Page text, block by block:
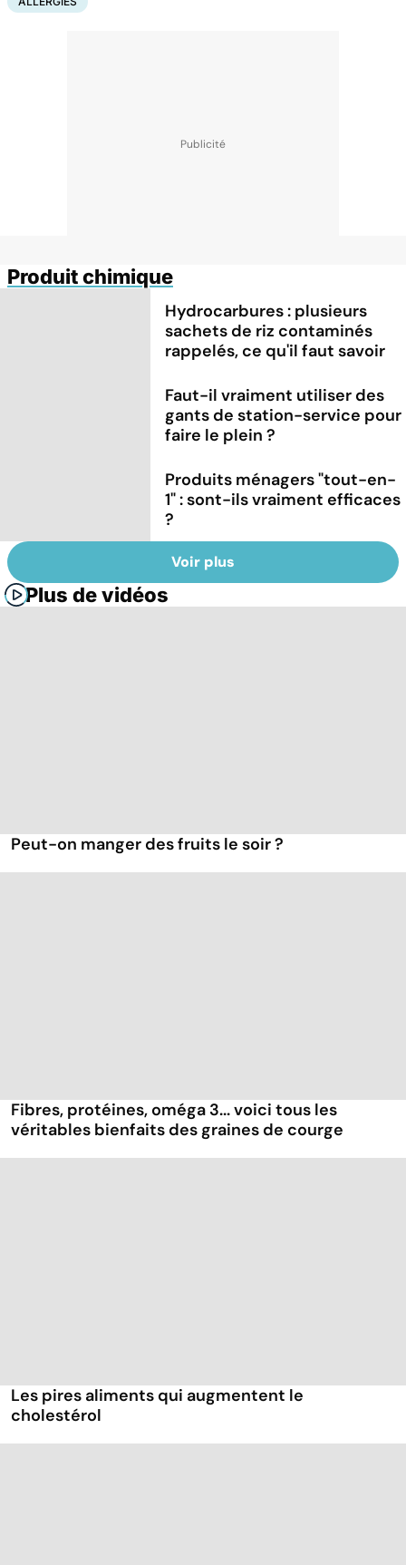
Produit chimique
Hydrocarbures : plusieurs
sachets de riz contaminés
rappelés, ce qu'il faut savoir
Faut-il vraiment utiliser des
gants de station-service pour
faire le plein ?
Produits ménagers "tout-en-
1" : sont-ils vraiment efficaces
?
Voir plus
Plus de vidéos
Peut-on manger des fruits le soir ?
Fibres, protéines, oméga 3... voici tous les
véritables bienfaits des graines de courge
Les pires aliments qui augmentent le
cholestérol